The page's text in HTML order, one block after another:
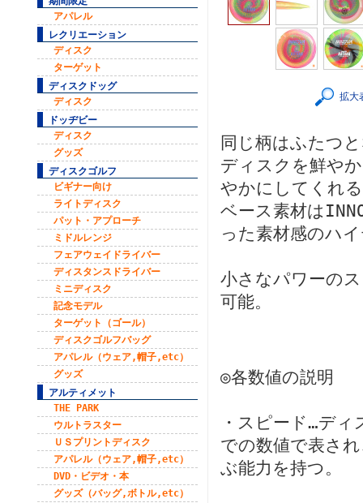
アパレル
レクリエーション
ディスク
ターゲット
ディスクドッグ
ディスク
ドッヂビー
ディスク
グッズ
ディスクゴルフ
ビギナー向け
ライトディスク
パット・アプローチ
ミドルレンジ
フェアウェイドライバー
ディスタンスドライバー
ミニディスク
記念モデル
ターゲット（ゴール）
ディスクゴルフバッグ
アパレル（ウェア,帽子,etc）
グッズ
アルティメット
THE PARK
ウルトラスター
ＵＳプリントディスク
アパレル（ウェア,帽子,etc）
DVD・ビデオ・本
グッズ（バッグ,ボトル,etc）
拡大
同じ柄はふたつ
ディスクを鮮や
やかにしてくれ
ベース素材は
った素材感のハ
小さなパワーの
可能。
◎各数値の説明
・スピード…デ
での数値で表さ
ぶ能力を持つ。